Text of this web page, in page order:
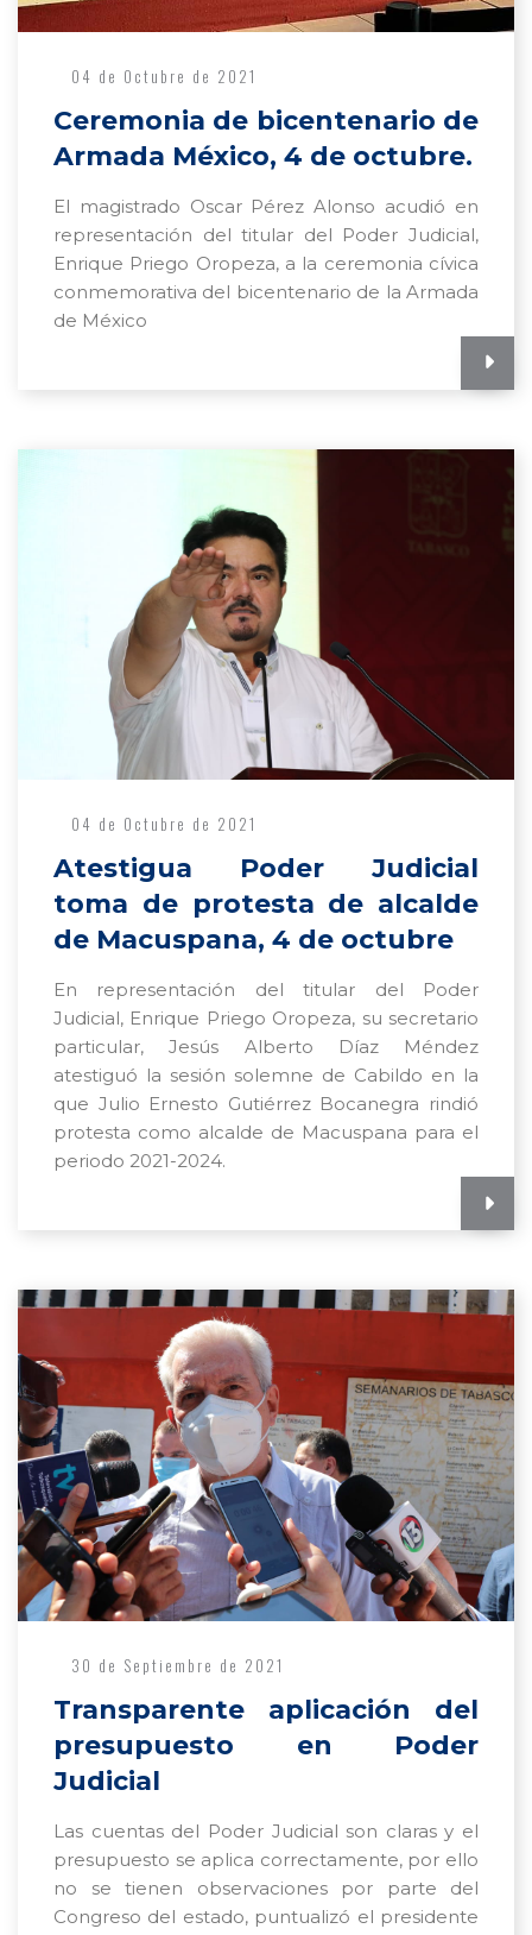
04 de Octubre de 2021
Ceremonia de bicentenario de
Armada México, 4 de octubre.
El magistrado Oscar Pérez Alonso acudió en
representación del titular del Poder Judicial,
Enrique Priego Oropeza, a la ceremonia cívica
conmemorativa del bicentenario de la Armada
de México
04 de Octubre de 2021
Atestigua Poder Judicial
toma de protesta de alcalde
de Macuspana, 4 de octubre
En representación del titular del Poder
Judicial, Enrique Priego Oropeza, su secretario
particular, Jesús Alberto Díaz Méndez
atestiguó la sesión solemne de Cabildo en la
que Julio Ernesto Gutiérrez Bocanegra rindió
protesta como alcalde de Macuspana para el
periodo 2021-2024.
30 de Septiembre de 2021
Transparente aplicación del
presupuesto en Poder
Judicial
Las cuentas del Poder Judicial son claras y el
presupuesto se aplica correctamente, por ello
no se tienen observaciones por parte del
Congreso del estado, puntualizó el presidente